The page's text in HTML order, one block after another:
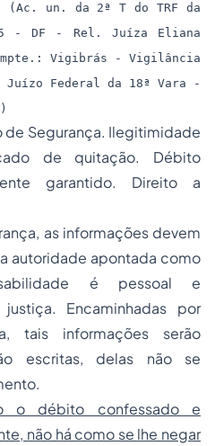
(Ac. un. da 2ª T do TRF da
5 - DF - Rel. Juíza Eliana
Vigibrás - Vigilância
Federal da 18ª Vara -
de Segurança. Ilegitimidade
de quitação. Débito
garantido. Direito a
as informações devem
autoridade apontada como
é pessoal e
Encaminhadas por
tais informações serão
escritas, delas não se
o débito confessado e
não há como se lhe negar